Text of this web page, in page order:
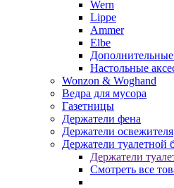
Wern
Lippe
Ammer
Elbe
Дополнительные
Настольные
Wonzon & Woghand
Ведра для мусора
Газетницы
Держатели фена
Держатели освежителя
Держатели туалетной
Держатели
Смотреть все